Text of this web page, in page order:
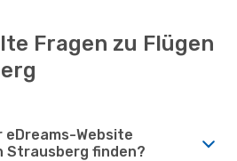
Fragen zu Flügen
eDreams-Website
Strausberg finden?